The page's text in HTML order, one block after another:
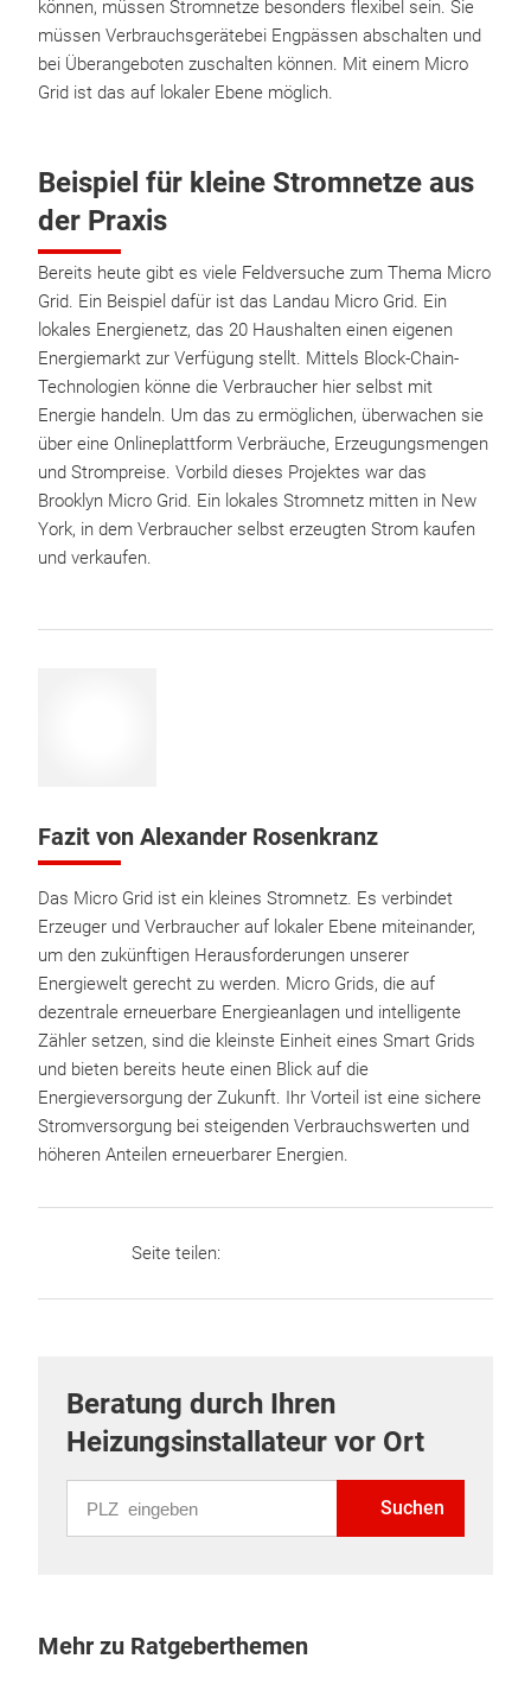
können, müssen Stromnetze besonders flexibel sein. Sie
müssen Verbrauchsgerätebei Engpässen abschalten und
bei Überangeboten zuschalten können. Mit einem Micro
Grid ist das auf lokaler Ebene möglich.
Beispiel für kleine Stromnetze aus
der Praxis
Bereits heute gibt es viele Feldversuche zum Thema Micro
Grid. Ein Beispiel dafür ist das Landau Micro Grid. Ein
lokales Energienetz, das 20 Haushalten einen eigenen
Energiemarkt zur Verfügung stellt. Mittels Block-Chain-
Technologien könne die Verbraucher hier selbst mit
Energie handeln. Um das zu ermöglichen, überwachen sie
über eine Onlineplattform Verbräuche, Erzeugungsmengen
und Strompreise. Vorbild dieses Projektes war das
Brooklyn Micro Grid. Ein lokales Stromnetz mitten in New
York, in dem Verbraucher selbst erzeugten Strom kaufen
und verkaufen.
Fazit von Alexander Rosenkranz
Das Micro Grid ist ein kleines Stromnetz. Es verbindet
Erzeuger und Verbraucher auf lokaler Ebene miteinander,
um den zukünftigen Herausforderungen unserer
Energiewelt gerecht zu werden. Micro Grids, die auf
dezentrale erneuerbare Energieanlagen und intelligente
Zähler setzen, sind die kleinste Einheit eines Smart Grids
und bieten bereits heute einen Blick auf die
Energieversorgung der Zukunft. Ihr Vorteil ist eine sichere
Stromversorgung bei steigenden Verbrauchswerten und
höheren Anteilen erneuerbarer Energien.
Seite teilen:
Beratung durch Ihren
Heizungsinstallateur vor Ort
Suchen
Mehr zu Ratgeberthemen